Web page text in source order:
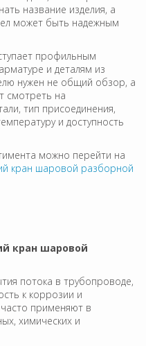
название изделия, а
может быть надежным
профильным
и деталям из
нужен не общий обзор, а
смотреть на
тип присоединения,
и доступность
можно перейти на
кран шаровой разборной
кран шаровой
потока в трубопроводе,
к коррозии и
применяют в
химических и